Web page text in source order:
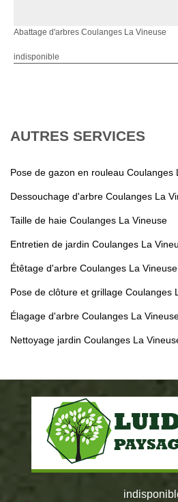
Abattage d'arbres Coulanges La Vineuse
indisponible
AUTRES SERVICES
Pose de gazon en rouleau Coulanges
Dessouchage d'arbre Coulanges La
Taille de haie Coulanges La Vineuse
Entretien de jardin Coulanges La
Étêtage d'arbre Coulanges La
Pose de clôture et grillage Coulanges
Élagage d'arbre Coulanges La
Nettoyage jardin Coulanges La